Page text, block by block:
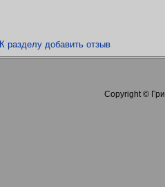
К разделу добавить отзыв
Copyright ©